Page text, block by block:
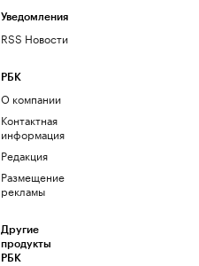
Уведомления
RSS Новости
РБК
О компании
Контактная
информация
Редакция
Размещение
рекламы
Другие
продукты
РБК